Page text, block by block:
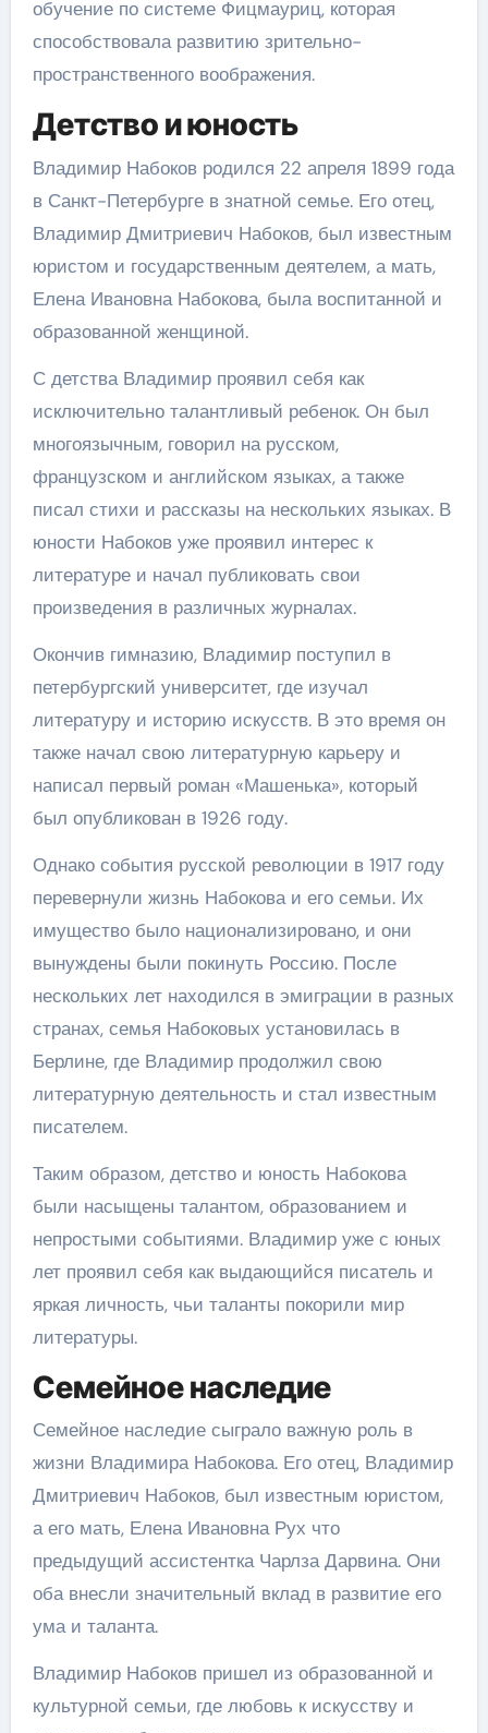
обучение по системе Фицмауриц, которая
способствовала развитию зрительно-
пространственного воображения.
Детство и юность
Владимир Набоков родился 22 апреля 1899 года
в Санкт-Петербурге в знатной семье. Его отец,
Владимир Дмитриевич Набоков, был известным
юристом и государственным деятелем, а мать,
Елена Ивановна Набокова, была воспитанной и
образованной женщиной.
С детства Владимир проявил себя как
исключительно талантливый ребенок. Он был
многоязычным, говорил на русском,
французском и английском языках, а также
писал стихи и рассказы на нескольких языках. В
юности Набоков уже проявил интерес к
литературе и начал публиковать свои
произведения в различных журналах.
Окончив гимназию, Владимир поступил в
петербургский университет, где изучал
литературу и историю искусств. В это время он
также начал свою литературную карьеру и
написал первый роман «Машенька», который
был опубликован в 1926 году.
Однако события русской революции в 1917 году
перевернули жизнь Набокова и его семьи. Их
имущество было национализировано, и они
вынуждены были покинуть Россию. После
нескольких лет находился в эмиграции в разных
странах, семья Набоковых установилась в
Берлине, где Владимир продолжил свою
литературную деятельность и стал известным
писателем.
Таким образом, детство и юность Набокова
были насыщены талантом, образованием и
непростыми событиями. Владимир уже с юных
лет проявил себя как выдающийся писатель и
яркая личность, чьи таланты покорили мир
литературы.
Семейное наследие
Семейное наследие сыграло важную роль в
жизни Владимира Набокова. Его отец, Владимир
Дмитриевич Набоков, был известным юристом,
а его мать, Елена Ивановна Рух что
предыдущий ассистентка Чарлза Дарвина. Они
оба внесли значительный вклад в развитие его
ума и таланта.
Владимир Набоков пришел из образованной и
культурной семьи, где любовь к искусству и